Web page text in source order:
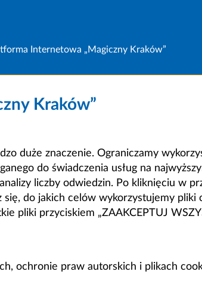
Internetowa „Magiczny Kraków”
Kraków”
duże znaczenie. Ograniczamy
do świadczenia usług na
liczby odwiedzin. Po kliknięciu w
się, do jakich celów wykorzystujemy pliki
pliki przyciskiem „ZAAKCEPTUJ
ochronie praw autorskich i plikach